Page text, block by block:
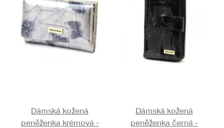
Dámská kožená
peněženka krémová -
Dámská kožená
peněženka černá -